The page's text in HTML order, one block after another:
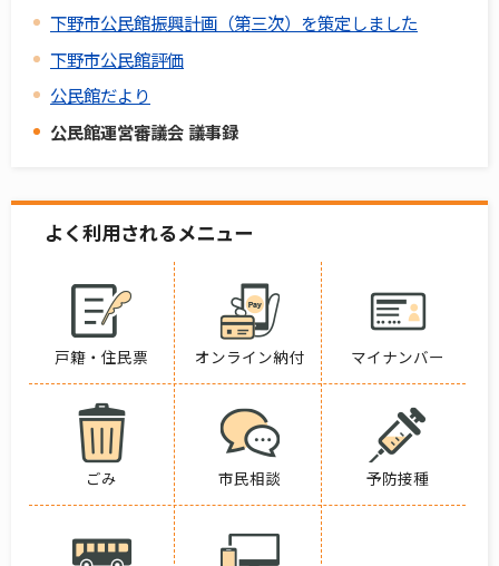
下野市公民館振興計画（第三次）を策定しました
下野市公民館評価
公民館だより
公民館運営審議会 議事録
よく利用されるメニュー
戸籍・住民票 オンライン納付 マイナンバー
ごみ 市民相談 予防接種